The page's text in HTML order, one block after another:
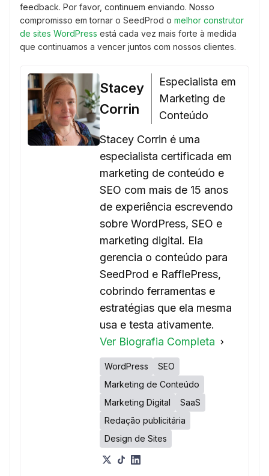
feedback. Por favor, continuem enviando. Nosso
compromisso em tornar o SeedProd o melhor construtor
de sites WordPress está cada vez mais forte à medida
que continuamos a vencer juntos com nossos clientes.
Stacey
Corrin
Especialista em
Marketing de
Conteúdo
Stacey Corrin é uma
especialista certificada em
marketing de conteúdo e
SEO com mais de 15 anos
de experiência escrevendo
sobre WordPress, SEO e
marketing digital. Ela
gerencia o conteúdo para
SeedProd e RafflePress,
cobrindo ferramentas e
estratégias que ela mesma
usa e testa ativamente.
Ver Biografia Completa
WordPress
SEO
Marketing de Conteúdo
Marketing Digital
SaaS
Redação publicitária
Design de Sites